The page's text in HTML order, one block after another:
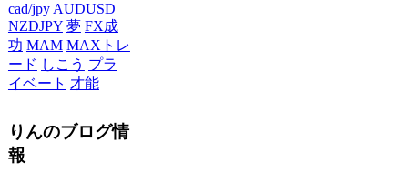
cad/jpy AUDUSD
NZDJPY 夢 FX成
功 MAM MAXトレ
ード しこう プラ
イベート 才能
りんのブログ情
報